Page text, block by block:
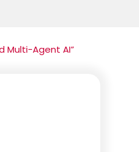
Multi-Agent AI”